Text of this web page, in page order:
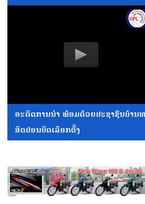
ອະດີດການນໍາ ພ້ອມດ້ວຍປະຊາຊົນບ້ານ
ສິດປ່ອນບັດເລືອກຕັ້ງ